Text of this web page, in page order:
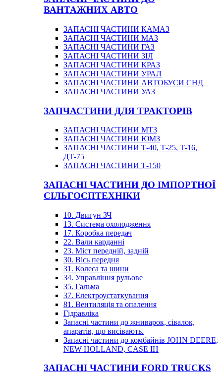
ВАНТАЖНИХ АВТО
ЗАПАСНІ ЧАСТИНИ КАМАЗ
ЗАПАСНІ ЧАСТИНИ МАЗ
ЗАПАСНІ ЧАСТИНИ ГАЗ
ЗАПАСНІ ЧАСТИНИ ЗІЛ
ЗАПАСНІ ЧАСТИНИ КРАЗ
ЗАПАСНІ ЧАСТИНИ УРАЛ
ЗАПАСНІ ЧАСТИНИ АВТОБУСИ СНД
ЗАПАСНІ ЧАСТИНИ УАЗ
ЗАПЧАСТИНИ ДЛЯ ТРАКТОРІВ
ЗАПАСНІ ЧАСТИНИ МТЗ
ЗАПАСНІ ЧАСТИНИ ЮМЗ
ЗАПАСНІ ЧАСТИНИ Т-40, Т-25, Т-16,
ДТ-75
ЗАПАСНІ ЧАСТИНИ Т-150
ЗАПАСНІ ЧАСТИНИ ДО ІМПОРТНОЇ
СІЛЬГОСПТЕХНІКИ
10. Двигун ЗЧ
13. Система охолодження
17. Коробка передач
22. Вали карданні
23. Міст передній, задній
30. Вісь передня
31. Колеса та шини
34. Управління рульове
35. Гальма
37. Електроустаткування
81. Вентиляція та опалення
Гідравліка
Запасні частини до жниварок, сівалок,
апаратів, що висівають.
Запасні частини до комбайнів JOHN DEERE,
NEW HOLLAND, CASE IH
ЗАПАСНІ ЧАСТИНИ FORD TRUCKS